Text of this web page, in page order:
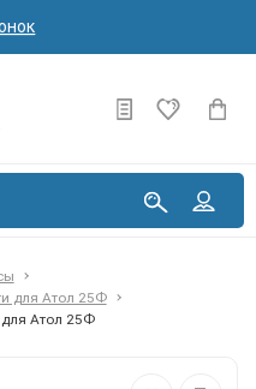
для Атол 25Ф
Атол 25Ф